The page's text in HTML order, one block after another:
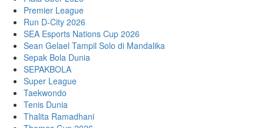
Premier League
Run D-City 2026
SEA Esports Nations Cup 2026
Sean Gelael Tampil Solo di Mandalika
Sepak Bola Dunia
SEPAKBOLA
Super League
Taekwondo
Tenis Dunia
Thalita Ramadhani